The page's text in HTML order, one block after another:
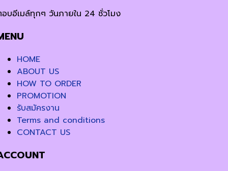
บอีเมล์ทุกๆ วันภายใน 24 ชั่วโมง
HOME
ABOUT US
HOW TO ORDER
PROMOTION
รับสมัครงาน
Terms and conditions
CONTACT US